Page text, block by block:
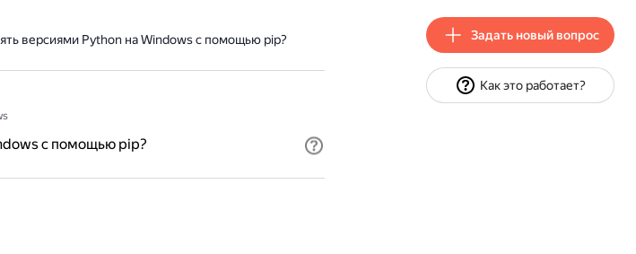
версиями Python на Windows с помощью pip?
с помощью pip?
Задать новый вопрос
Как это работает?